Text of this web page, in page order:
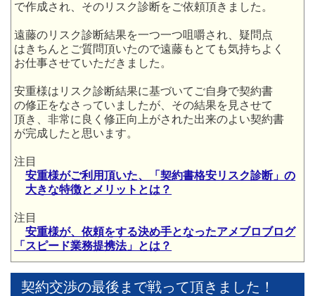
で作成され、そのリスク診断をご依頼頂きました。
遠藤のリスク診断結果を一つ一つ咀嚼され、疑問点
はきちんとご質問頂いたので遠藤もとても気持ちよく
お仕事させていただきました。
安重様はリスク診断結果に基づいてご自身で契約書
の修正をなさっていましたが、その結果を見させて
頂き、非常に良く修正向上がされた出来のよい契約書
が完成したと思います。
注目
安重様がご利用頂いた、「契約書格安リスク診断」の
大きな特徴とメリットとは？
注目
安重様が、依頼をする決め手となったアメブロブログ
「スピード業務提携法」とは？
契約交渉の最後まで戦って頂きました！